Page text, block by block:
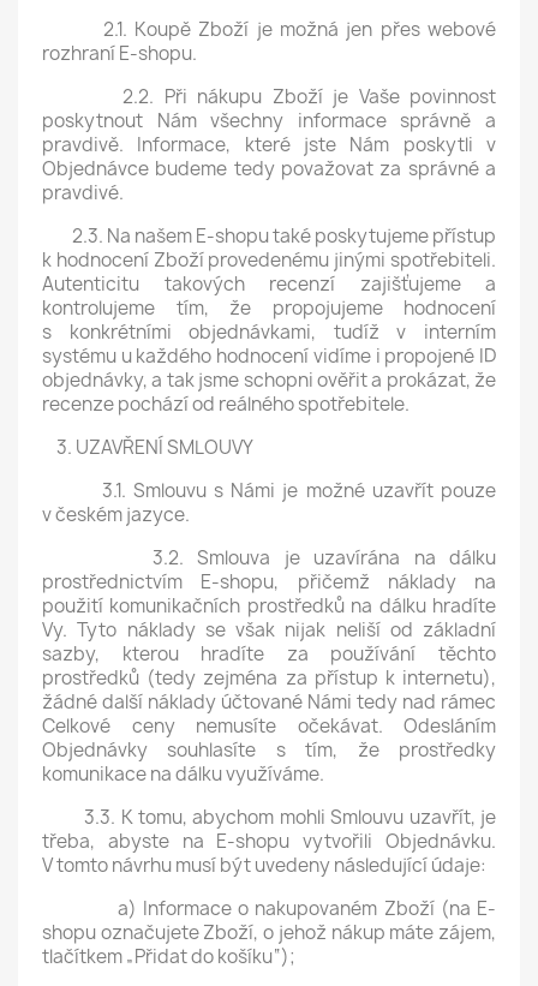
2.1. Koupě Zboží je možná jen přes webové
rozhraní E-shopu.
2.2. Při nákupu Zboží je Vaše povinnost
poskytnout Nám všechny informace správně a
pravdivě. Informace, které jste Nám poskytli v
Objednávce budeme tedy považovat za správné a
pravdivé.
2.3. Na našem E-shopu také poskytujeme přístup
k hodnocení Zboží provedenému jinými spotřebiteli.
Autenticitu takových recenzí zajišťujeme a
kontrolujeme tím, že propojujeme hodnocení
s konkrétními objednávkami, tudíž v interním
systému u každého hodnocení vidíme i propojené ID
objednávky, a tak jsme schopni ověřit a prokázat, že
recenze pochází od reálného spotřebitele.
3. UZAVŘENÍ SMLOUVY
3.1. Smlouvu s Námi je možné uzavřít pouze
v českém jazyce.
3.2. Smlouva je uzavírána na dálku
prostřednictvím E-shopu, přičemž náklady na
použití komunikačních prostředků na dálku hradíte
Vy. Tyto náklady se však nijak neliší od základní
sazby, kterou hradíte za používání těchto
prostředků (tedy zejména za přístup k internetu),
žádné další náklady účtované Námi tedy nad rámec
Celkové ceny nemusíte očekávat. Odesláním
Objednávky souhlasíte s tím, že prostředky
komunikace na dálku využíváme.
3.3. K tomu, abychom mohli Smlouvu uzavřít, je
třeba, abyste na E-shopu vytvořili Objednávku.
V tomto návrhu musí být uvedeny následující údaje:
a) Informace o nakupovaném Zboží (na E-
shopu označujete Zboží, o jehož nákup máte zájem,
tlačítkem „Přidat do košíku“);